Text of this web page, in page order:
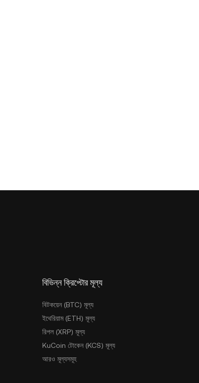
বিভিন্ন ক্রিপ্টোর মূল্য
বিটকয়েন (BTC) মূল্য
ইথেরিয়াম (ETH) মূল্য
রিপল (XRP) মূল্য
KuCoin টোকেন (KCS) মূল্য
আরও মূল্যসমূহ